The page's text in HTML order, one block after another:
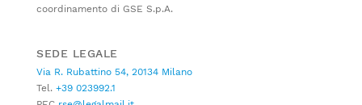
coordinamento di GSE S.p.A.
SEDE LEGALE
Via R. Rubattino 54, 20134 Milano
Tel. +39 023992.1